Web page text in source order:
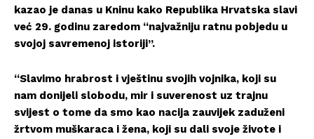
kazao je danas u Kninu kako Republika Hrvatska slavi
već 29. godinu zaredom “najvažniju ratnu pobjedu u
svojoj savremenoj istoriji”.
“Slavimo hrabrost i vještinu svojih vojnika, koji su
nam donijeli slobodu, mir i suverenost uz trajnu
svijest o tome da smo kao nacija zauvijek zaduženi
žrtvom muškaraca i žena, koji su dali svoje živote i